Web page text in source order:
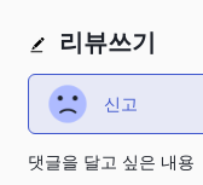
지수를 포함한 다양한 시
있는 다양한 계정 유형 중
용자에게 편리한 거래를
유자에게 유연성이 더해집
사용하여 이동 중에도 트
리뷰쓰기
신고
댓글을 달고 싶은 내용